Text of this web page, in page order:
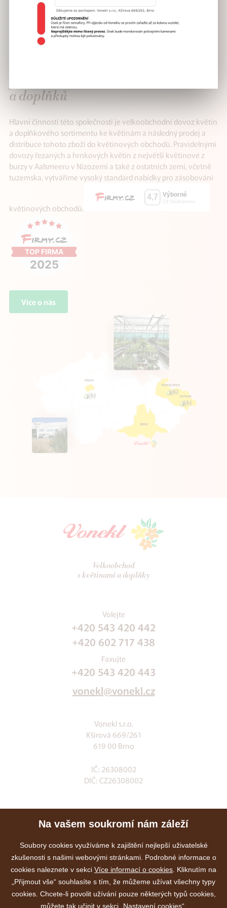
a doplňků
Hlavní činností této společnosti je velkoobchodní dovoz květin
a doplňkového sortimentu ke květinám a následný prodej a
distribuce tohoto zboží do květinových obchodů. Pravidelnými
dovozy řezaných a hrnkových květin z největší květinové z
burzy v Aalsmeeru v Nizozemí a také z ostatních zemí, včetně
tuzemska, vytváříme vysoký standard nabídky pro zásobování
květinových obchodů.
Více o nás
Velkoobchod
s květinami a doplňky
Volejte
+420 543 420 442
+420 602 717 438
Faxujte
+420 543 420 443
vonekl@vonekl.cz
Vonekl s.r.o.
Kšírová 669/261
619 00 Brno
IČ: 26308002
DIČ: CZ26308002
Klia.cz
E-shop
Služby
Akce
Kontakty
Na vašem soukromí nám záleží
Soubory cookies využíváme k zajištění nejlepší uživatelské
zkušenosti s našimi webovými stránkami. Podrobné informace o
cookies naleznete v sekci Více informací o cookies . Kliknutím na
„Přijmout vše“ souhlasíte s tím, že můžeme užívat všechny typy
cookies. Chcete-li povolit užívání pouze některých typů cookies,
můžete tak učinit v sekci „Nastavení cookies“.